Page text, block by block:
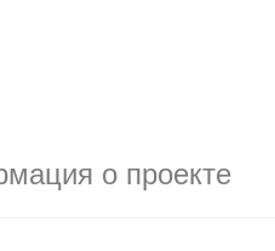
о проекте